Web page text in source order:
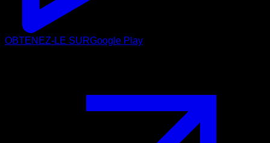
OBTENEZ-LE SURGoogle Play